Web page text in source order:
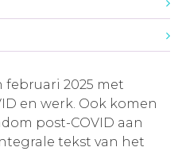
februari 2025 met
en werk. Ook komen
post-COVID aan
tekst van het